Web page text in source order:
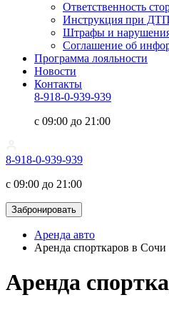
Ответственность
Инструкция при ДТП
Штрафы и
Соглашение об
Программа лояльности
Новости
Контакты
8-918-0-939-939
с 09:00 до 21:00
8-918-0-939-939
с 09:00 до 21:00
Забронировать
Аренда авто
Аренда спорткаров в Сочи
Аренда